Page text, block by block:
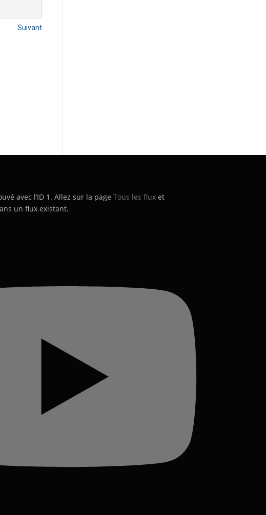
Suivant
avec l’ID 1. Allez sur la page Tous les flux et
un flux existant.